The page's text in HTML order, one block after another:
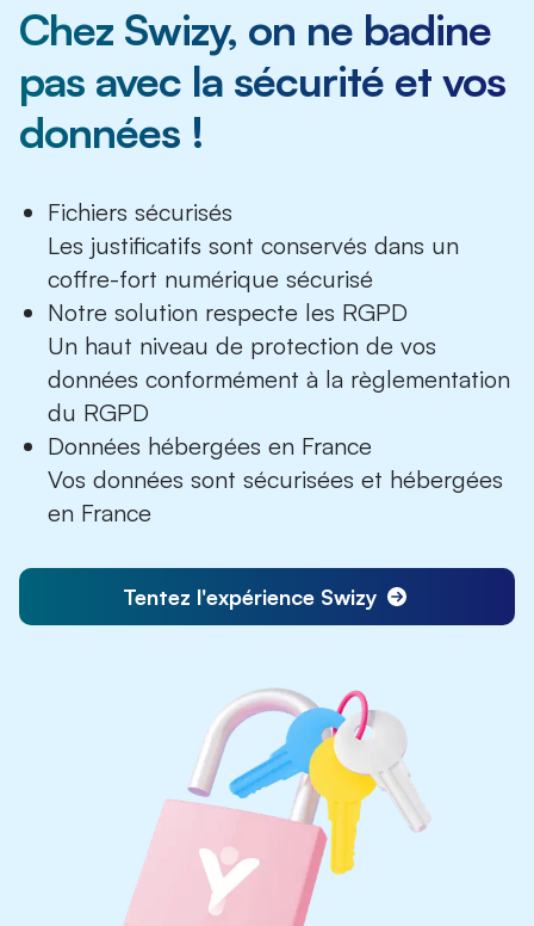
Chez Swizy, on ne badine
pas avec la sécurité et vos
données !
Fichiers sécurisés
Les justificatifs sont conservés dans un
coffre-fort numérique sécurisé
Notre solution respecte les RGPD
Un haut niveau de protection de vos
données conformément à la règlementation
du RGPD
Données hébergées en France
Vos données sont sécurisées et hébergées
en France
Tentez l'expérience Swizy